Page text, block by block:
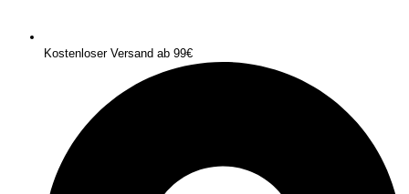
Kostenloser Versand ab 99€